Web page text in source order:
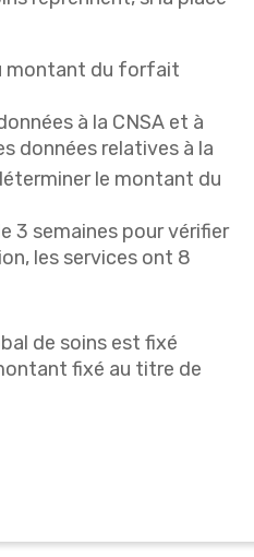
montant du forfait
à la CNSA et à
données relatives à la
le montant du
3 semaines pour vérifier
les services ont 8
de soins est fixé
fixé au titre de